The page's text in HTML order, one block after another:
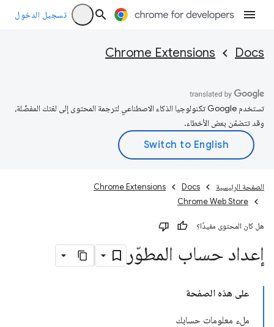
تسجيل الدخول
Docs
Chrome Extensions
تستخدم Google تكنولوجيا الذكاء الاصطناعي لترجمة المحتوى إلى لغتك المفضّلة،
وقد تتضمّن بعض الأخطاء.
الصفحة الرئيسية Docs
Chrome Extensions
Chrome Web Store
هل كان المحتوى مفيدًا؟
إعداد حساب المطوّر
على هذه الصفحة
ملء معلومات حسابك